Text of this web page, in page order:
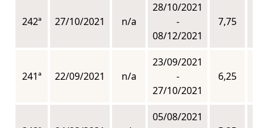
242ª 27/10/2021 n/a
28/10/2021
-
08/12/2021
7,75
241ª 22/09/2021 n/a
23/09/2021
-
27/10/2021
6,25
05/08/2021